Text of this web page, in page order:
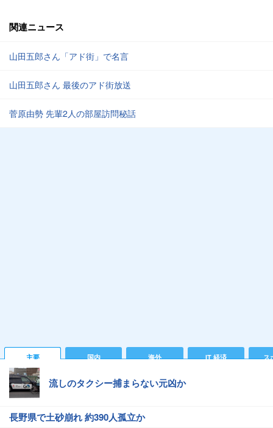
関連ニュース
山田五郎さん「アド街」で名言
山田五郎さん 最後のアド街放送
菅原由勢 先輩2人の部屋訪問秘話
主要 国内 海外 IT 経済 ス
流しのタクシー捕まらない元凶か
長野県で土砂崩れ 約390人孤立か